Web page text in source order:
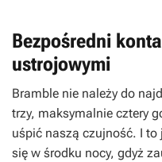
Bezpośredni
ustrojowymi
Bramble nie należy do
trzy, maksymalnie cztery
uśpić naszą czujność. I to
się w środku nocy, gdyż